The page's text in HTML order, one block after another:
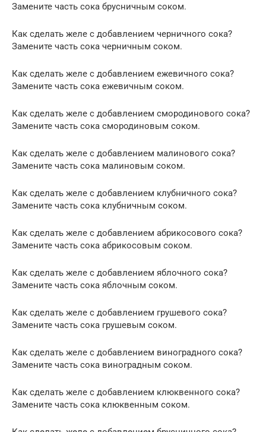
Замените часть сока брусничным соком.
Как сделать желе с добавлением черничного сока?
Замените часть сока черничным соком.
Как сделать желе с добавлением ежевичного сока?
Замените часть сока ежевичным соком.
Как сделать желе с добавлением смородинового сока?
Замените часть сока смородиновым соком.
Как сделать желе с добавлением малинового сока?
Замените часть сока малиновым соком.
Как сделать желе с добавлением клубничного сока?
Замените часть сока клубничным соком.
Как сделать желе с добавлением абрикосового сока?
Замените часть сока абрикосовым соком.
Как сделать желе с добавлением яблочного сока?
Замените часть сока яблочным соком.
Как сделать желе с добавлением грушевого сока?
Замените часть сока грушевым соком.
Как сделать желе с добавлением виноградного сока?
Замените часть сока виноградным соком.
Как сделать желе с добавлением клюквенного сока?
Замените часть сока клюквенным соком.